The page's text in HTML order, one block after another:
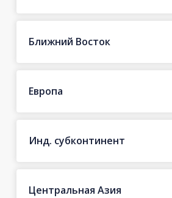
Ближний Восток
Европа
Инд. субконтинент
Центральная Азия